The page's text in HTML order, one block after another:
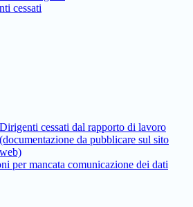
cessati
Dirigenti cessati dal rapporto di lavoro
(documentazione da pubblicare sul sito
web)
per mancata comunicazione dei dati